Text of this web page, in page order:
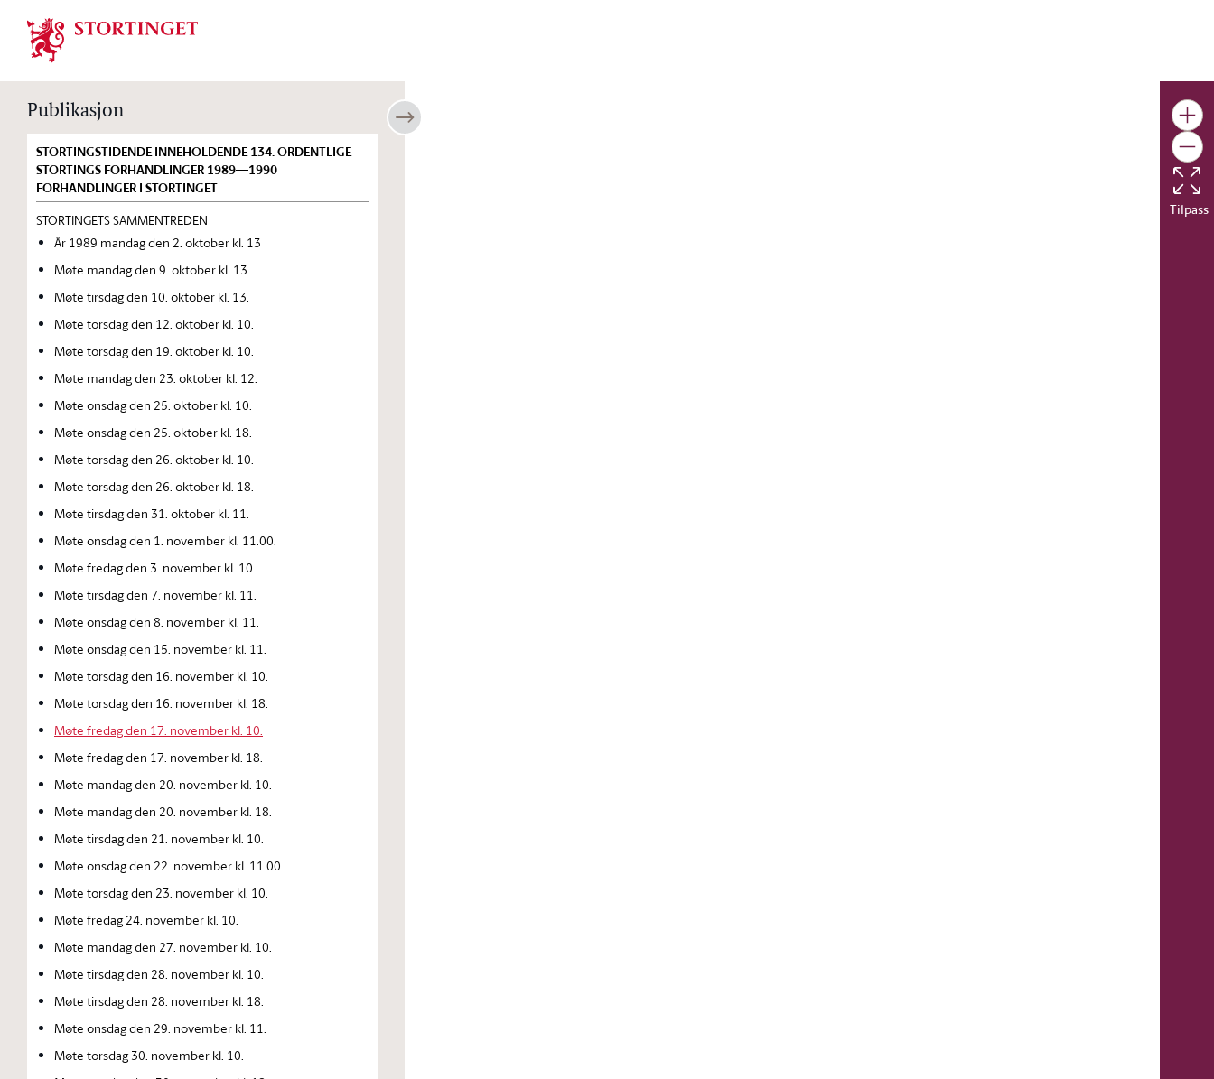
Stortinget.no
Publikasjon
STORTINGSTIDENDE INNEHOLDENDE 134. ORDENTLIGE
STORTINGS FORHANDLINGER 1989—1990
FORHANDLINGER I STORTINGET
STORTINGETS SAMMENTREDEN
År 1989 mandag den 2. oktober kl. 13
Møte mandag den 9. oktober kl. 13.
Møte tirsdag den 10. oktober kl. 13.
Møte torsdag den 12. oktober kl. 10.
Møte torsdag den 19. oktober kl. 10.
Møte mandag den 23. oktober kl. 12.
Møte onsdag den 25. oktober kl. 10.
Møte onsdag den 25. oktober kl. 18.
Møte torsdag den 26. oktober kl. 10.
Møte torsdag den 26. oktober kl. 18.
Møte tirsdag den 31. oktober kl. 11.
Møte onsdag den 1. november kl. 11.00.
Møte fredag den 3. november kl. 10.
Møte tirsdag den 7. november kl. 11.
Møte onsdag den 8. november kl. 11.
Møte onsdag den 15. november kl. 11.
Møte torsdag den 16. november kl. 10.
Møte torsdag den 16. november kl. 18.
Møte fredag den 17. november kl. 10.
Møte fredag den 17. november kl. 18.
Møte mandag den 20. november kl. 10.
Møte mandag den 20. november kl. 18.
Møte tirsdag den 21. november kl. 10.
Møte onsdag den 22. november kl. 11.00.
Møte torsdag den 23. november kl. 10.
Møte fredag 24. november kl. 10.
Møte mandag den 27. november kl. 10.
Møte tirsdag den 28. november kl. 10.
Møte tirsdag den 28. november kl. 18.
Møte onsdag den 29. november kl. 11.
Møte torsdag 30. november kl. 10.